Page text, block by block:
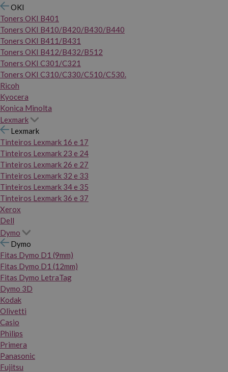
OKI
Toners OKI B401
Toners OKI B410/B420/B430/B440
Toners OKI B411/B431
Toners OKI B412/B432/B512
Toners OKI C301/C321
Toners OKI C310/C330/C510/C530.
Ricoh
Kyocera
Konica Minolta
Lexmark
Lexmark
Tinteiros Lexmark 16 e 17
Tinteiros Lexmark 23 e 24
Tinteiros Lexmark 26 e 27
Tinteiros Lexmark 32 e 33
Tinteiros Lexmark 34 e 35
Tinteiros Lexmark 36 e 37
Xerox
Dell
Dymo
Dymo
Fitas Dymo D1 (9mm)
Fitas Dymo D1 (12mm)
Fitas Dymo LetraTag
Dymo 3D
Kodak
Olivetti
Casio
Philips
Primera
Panasonic
Fujitsu